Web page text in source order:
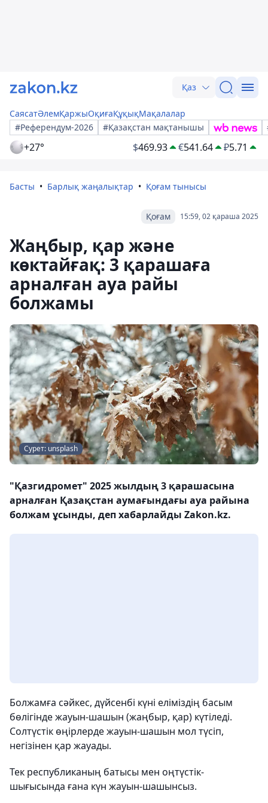
Қаз
СаясатӘлемҚаржыОқиғаҚұқықМақалалар
#Референдум-2026
#Қазақстан мақтанышы
+27° $469.93 €541.64 ₽5.71
Басты Барлық жаңалықтар Қоғам тынысы
15:59, 02 қараша 2025
Қоғам
Жаңбыр, қар және
көктайғақ: 3 қарашаға
арналған ауа райы
болжамы
Сурет: unsplash
"Қазгидромет" 2025 жылдың 3 қарашасына
арналған Қазақстан аумағындағы ауа райына
болжам ұсынды, деп хабарлайды Zakon.kz.
Болжамға сәйкес, дүйсенбі күні еліміздің басым
бөлігінде жауын-шашын (жаңбыр, қар) күтіледі.
Солтүстік өңірлерде жауын-шашын мол түсіп,
негізінен қар жауады.
Тек республиканың батысы мен оңтүстік-
шығысында ғана күн жауын-шашынсыз.